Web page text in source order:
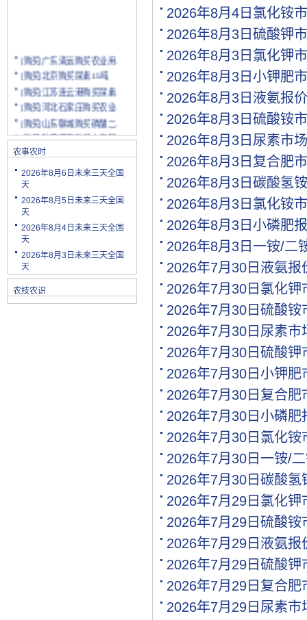
[购买]北京购买尿素15吨
[购买]河北石家庄购买农业.
[购买]陕西渭南购买小麦配.
[购买]云南玉溪购买尿素10.
[购买]河南安阳购买二铵20.
[购买]四川绵阳购买尿素2.
[购买]天津购买小颗粒尿素.
[购买]内蒙古购买复合肥10.
[购买]天津购买大颗粒尿素.
[购买]河南新乡购买冲施肥.
[购买]山东济宁购买尿素10.
[代理]陕西渭南代理小麦配.
[购买]新疆克孜勒苏柯尔克.
农事农时
2026年8月6日未来三天全国
天
2026年8月5日未来三天全国
天
2026年8月4日未来三天全国
天
2026年8月3日未来三天全国
天
农技农识
2026年8月4日氯化铵
2026年8月3日硫酸钾
2026年8月3日氯化钾
2026年8月3日小钾肥
2026年8月3日液氨报
2026年8月3日硫酸铵
2026年8月3日尿素市
2026年8月3日复合肥
2026年8月3日碳酸氢
2026年8月3日氯化铵
2026年8月3日小磷肥
2026年8月3日一铵/二
2026年7月30日液氨报
2026年7月30日氯化钾
2026年7月30日硫酸铵
2026年7月30日尿素市
2026年7月30日硫酸钾
2026年7月30日小钾肥
2026年7月30日复合肥
2026年7月30日小磷肥
2026年7月30日氯化铵
2026年7月30日一铵/
2026年7月30日碳酸氢
2026年7月29日氯化钾
2026年7月29日硫酸铵
2026年7月29日液氨报
2026年7月29日硫酸钾
2026年7月29日复合肥
2026年7月29日尿素市